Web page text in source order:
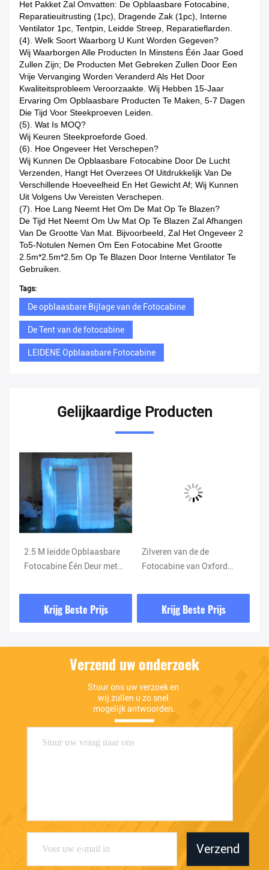
Het Pakket Zal Omvatten: De Opblaasbare Fotocabine,
Reparatieuitrusting (1pc), Dragende Zak (1pc), Interne
Ventilator 1pc, Tentpin, Leidde Streep, Reparatieflarden.
(4). Welk Soort Waarborg U Kunt Worden Gegeven?
Wij Waarborgen Alle Producten In Minstens Één Jaar Goed
Zullen Zijn; De Producten Met Gebreken Zullen Door Een
Vrije Vervanging Worden Veranderd Als Het Door
Kwaliteitsprobleem Veroorzaakte. Wij Hebben 15-Jaar
Ervaring Om Opblaasbare Producten Te Maken, 5-7 Dagen
Die Tijd Voor Steekproeven Leiden.
(5). Wat Is MOQ?
Wij Keuren Steekproeforde Goed.
(6). Hoe Ongeveer Het Verschepen?
Wij Kunnen De Opblaasbare Fotocabine Door De Lucht
Verzenden, Hangt Het Overzees Of Uitdrukkelijk Van De
Verschillende Hoeveelheid En Het Gewicht Af; Wij Kunnen
Uit Volgens Uw Vereisten Verschepen.
(7). Hoe Lang Neemt Het Om De Mat Op Te Blazen?
De Tijd Het Neemt Om Uw Mat Op Te Blazen Zal Afhangen
Van De Grootte Van Mat. Bijvoorbeeld, Zal Het Ongeveer 2
To5-Notulen Nemen Om Een Fotocabine Met Grootte
2.5m*2.5m*2.5m Op Te Blazen Door Interne Ventilator Te
Gebruiken.
Tags:
De opblaasbare Bijlage van de Fotocabine
De Tent van de fotocabine
LEIDENE Opblaasbare Fotocabine
Gelijkaardige Producten
2.5 M leidde Opblaasbare
Fotocabine Één Deur met
Krijg Beste Prijs
Zilveren van de de
Fotocabine van Oxford
Toegelaten OEM/OEDM
EmbleemKrijg Beste Prijs
Verzend uw onderzoek
Stuur ons uw verzoek en
wij zullen u zo snel
mogelijk antwoorden.
Verzend